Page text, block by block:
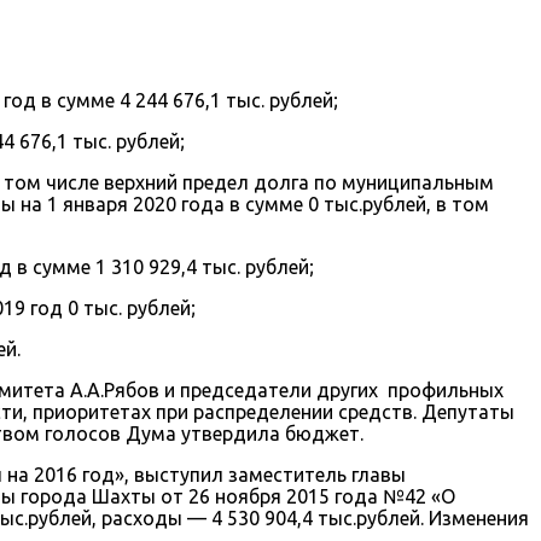
в сумме 4 244 676,1 тыс. рублей;
676,1 тыс. рублей;
числе верхний предел долга по муниципальным
на 1 января 2020 года в сумме 0 тыс.рублей, в том
в сумме 1 310 929,4 тыс. рублей;
год 0 тыс. рублей;
А.А.Рябов и председатели других профильных
приоритетах при распределении средств. Депутаты
голосов Дума утвердила бюджет.
2016 год», выступил заместитель главы
города Шахты от 26 ноября 2015 года №42 «О
расходы — 4 530 904,4 тыс.рублей. Изменения